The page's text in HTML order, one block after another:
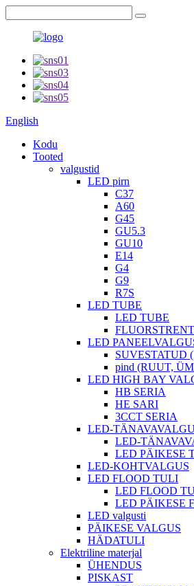
English
Kodu
Tooted
valgustid
LED pirn
C37
A60
G45
GU5.3
GU10
E14
G4
G9
R7S
LED TUBE
LED TUBE
LED
SUVESTATUD
pind (RUUT,
LED HIGH BAY
HB SERIA
HE SARI
3CCT SERIA
LED-
LED-
LED PÄIKESE
LED-KOHTVALGUS
LED FLOOD TULI
LED FLOOD
LED PÄIKESE
LED valgusti
PÄIKESE VALGUS
HÄDATULI
Elektriline materjal
ÜHENDUS
PISKAST